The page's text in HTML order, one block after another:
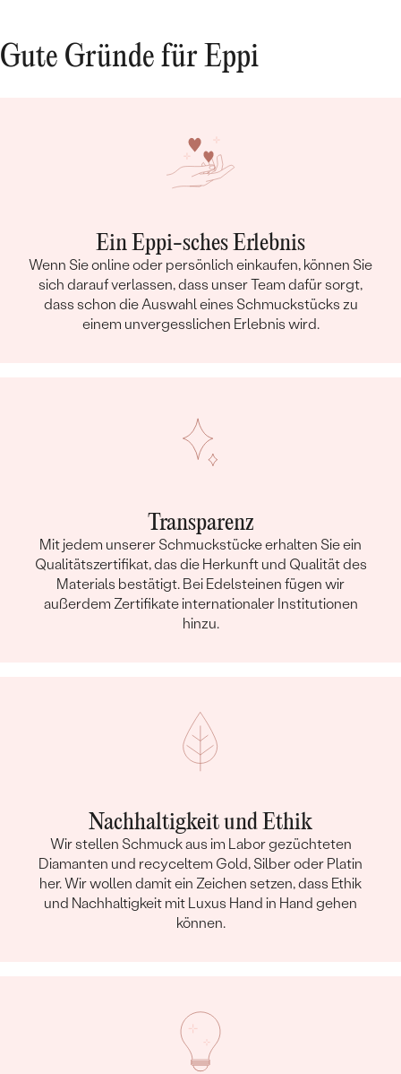
Bestseller
ANSEHEN
Gute Gründe für Eppi
Ein Eppi-sches Erlebnis
Wenn Sie online oder persönlich einkaufen, können Sie
sich darauf verlassen, dass unser Team dafür sorgt,
dass schon die Auswahl eines Schmuckstücks zu
einem unvergesslichen Erlebnis wird.
Transparenz
Mit jedem unserer Schmuckstücke erhalten Sie ein
Qualitätszertifikat, das die Herkunft und Qualität des
Materials bestätigt. Bei Edelsteinen fügen wir
außerdem Zertifikate internationaler Institutionen
hinzu.
Nachhaltigkeit und Ethik
Wir stellen Schmuck aus im Labor gezüchteten
Diamanten und recyceltem Gold, Silber oder Platin
her. Wir wollen damit ein Zeichen setzen, dass Ethik
und Nachhaltigkeit mit Luxus Hand in Hand gehen
können.